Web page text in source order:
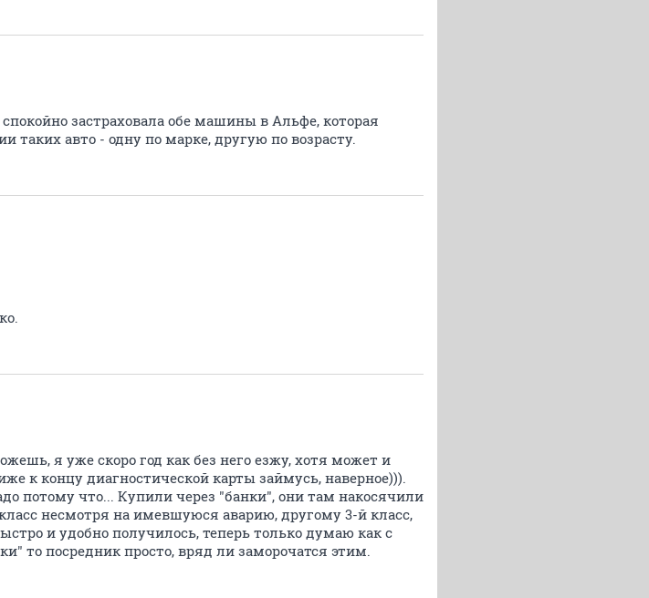
застраховала обе машины в Альфе, которая
авто - одну по марке, другую по возрасту.
я уже скоро год как без него езжу, хотя может и
к концу диагностической карты займусь, наверное))).
потому что... Купили через "банки", они там накосячили
несмотря на имевшуюся аварию, другому 3-й класс,
и удобно получилось, теперь только думаю как с
то посредник просто, вряд ли заморочатся этим.